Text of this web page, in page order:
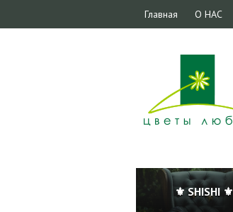
Главная О НАС
⚜ SHISHI ⚜